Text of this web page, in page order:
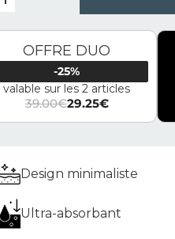
OFFRE DUO
-25%
valable sur les 2 articles
39.00€
Le prix initial était : 39.00€.
29.25€
Le prix actuel est : 29.25€.
Design minimaliste
Ultra-absorbant